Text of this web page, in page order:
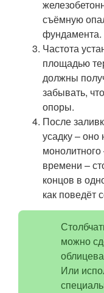
съёмную
фундамента.
Частота
площадью
должны
забывать,
опоры.
После
усадку –
времени –
концов в
как поведёт
можно
Или